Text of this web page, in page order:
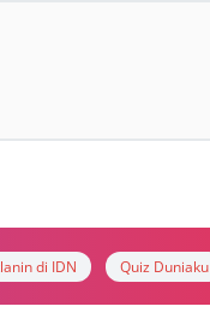
di IDN Quiz Duniaku